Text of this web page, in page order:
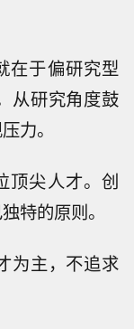
在于偏研究型
从研究角度鼓
力。
顶尖人才。创
特的原则。
为主，不追求